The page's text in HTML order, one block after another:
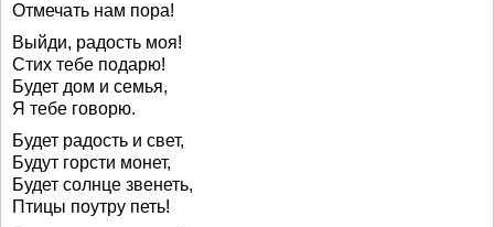
Отмечать нам пора!
Выйди, радость моя!
Стих тебе подарю!
Будет дом и семья,
Я тебе говорю.
Будет радость и свет,
Будут горсти монет,
Будет солнце звенеть,
Птицы поутру петь!